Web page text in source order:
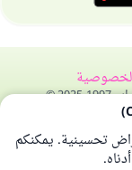
©
تحسينية. يمكنكم